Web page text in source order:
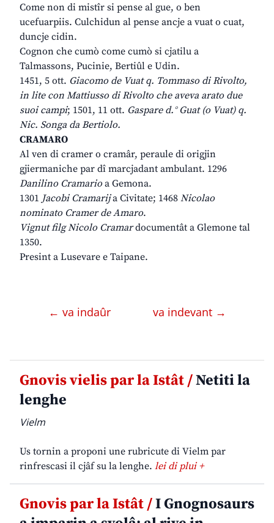
Come non di mistîr si pense al gue, o ben
ucefuarpiis. Culchidun al pense ancje a vuat o cuat,
duncje cidin.
Cognon che cumò come cumò si cjatilu a
Talmassons, Pucinie, Bertiûl e Udin.
1451, 5 ott. Giacomo de Vuat q. Tommaso di Rivolto,
in lite con Mattiusso di Rivolto che aveva arato due
suoi campi; 1501, 11 ott. Gaspare d.° Guat (o Vuat) q.
Nic. Songa da Bertiolo.
CRAMARO
Al ven di cramer o cramâr, peraule di origjin
gjiermaniche par dî marcjadant ambulant. 1296
Danilino Cramarioa Gemona.
1301 Jacobi Cramarija Civitate; 1468 Nicolao
nominato Cramer de Amaro.
Vignut filg Nicolo Cramardocumentât a Glemone tal
1350.
Presint a Lusevare e Taipane.
← va indaûr va indevant →
Gnovis vielis par la Istât /Netiti la
lenghe
Vielm
Us tornin a proponi une rubricute di Vielm par
rinfrescasi il cjâf su la lenghe. lei di plui +
Gnovis par la Istât /I Gnognosaurs